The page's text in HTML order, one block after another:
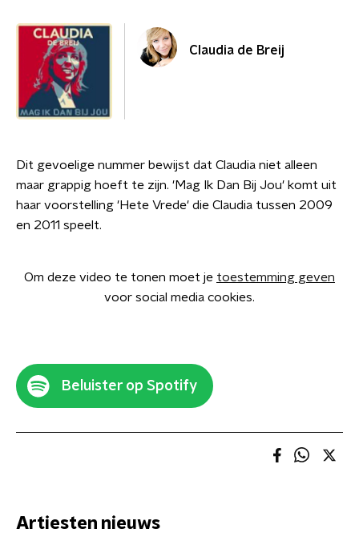
Claudia de Breij
Dit gevoelige nummer bewijst dat Claudia niet alleen
maar grappig hoeft te zijn. 'Mag Ik Dan Bij Jou' komt uit
haar voorstelling 'Hete Vrede' die Claudia tussen 2009
en 2011 speelt.
Om deze video te tonen moet je toestemming geven
voor social media cookies.
Beluister op Spotify
Artiesten nieuws